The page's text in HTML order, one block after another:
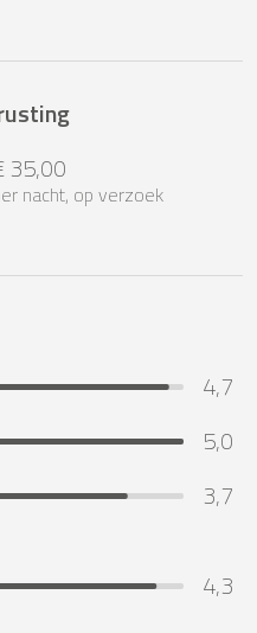
35,00
nacht, op verzoek
4,7
5,0
3,7
4,3